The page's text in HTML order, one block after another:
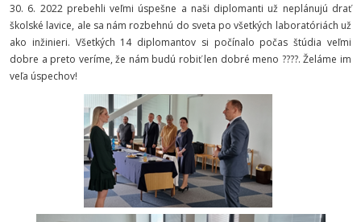
30. 6. 2022 prebehli veľmi úspešne a naši diplomanti už neplánujú drať
školské lavice, ale sa nám rozbehnú do sveta po všetkých laboratóriách už
ako inžinieri. Všetkých 14 diplomantov si počínalo počas štúdia veľmi
dobre a preto veríme, že nám budú robiť len dobré meno ????. Želáme im
veľa úspechov!